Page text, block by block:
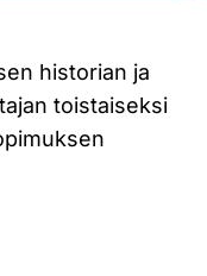
historian ja
toistaiseksi